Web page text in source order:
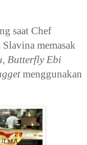
saat Chef
memasak
Butterfly Ebi
menggunakan